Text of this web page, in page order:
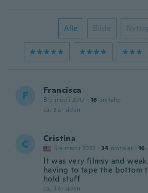
Alle Bilde
F Francisca
Ble med i 2017 · 16 omtaler
ca. 3 år siden
C Cristina
Ble med i 2022 · 34 omtaler · 16
It was very filmsy and
having to tape the bottom
hold stuff
ca. 3 år siden